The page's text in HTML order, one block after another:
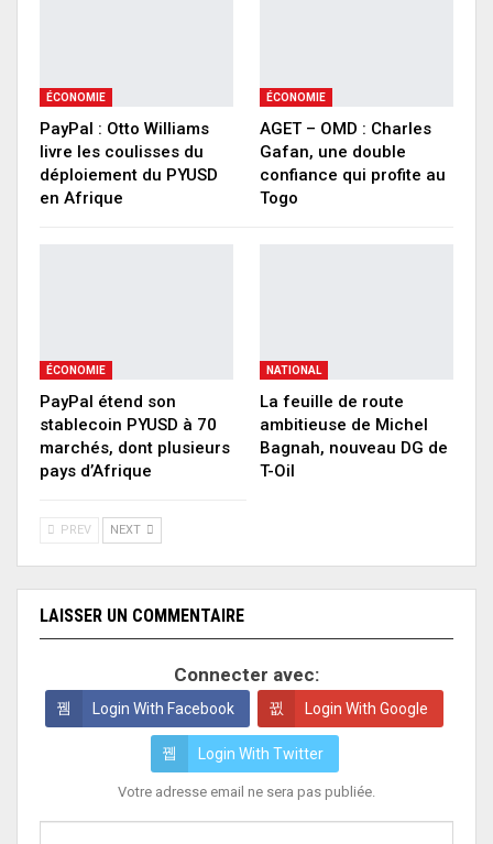
ÉCONOMIE
PayPal : Otto Williams
livre les coulisses du
déploiement du PYUSD
en Afrique
ÉCONOMIE
AGET – OMD : Charles
Gafan, une double
confiance qui profite au
Togo
ÉCONOMIE
PayPal étend son
stablecoin PYUSD à 70
marchés, dont plusieurs
pays d’Afrique
NATIONAL
La feuille de route
ambitieuse de Michel
Bagnah, nouveau DG de
T-Oil
PREV NEXT
LAISSER UN COMMENTAIRE
Connecter avec:
Login With Facebook Login With Google
Login With Twitter
Votre adresse email ne sera pas publiée.